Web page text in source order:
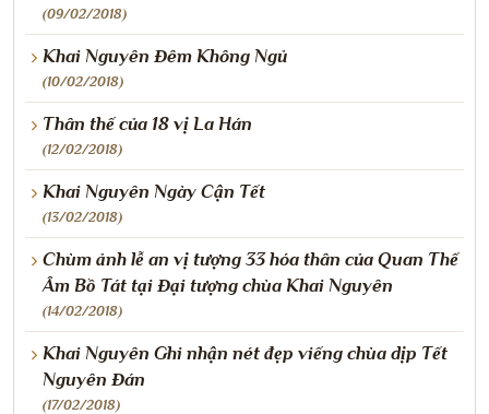
(09/02/2018)
Khai Nguyên Đêm Không Ngủ
(10/02/2018)
Thân thế của 18 vị La Hán
(12/02/2018)
Khai Nguyên Ngày Cận Tết
(13/02/2018)
Chùm ảnh lễ an vị tượng 33 hóa thân của Quan Thế
Âm Bồ Tát tại Đại tượng chùa Khai Nguyên
(14/02/2018)
Khai Nguyên Ghi nhận nét đẹp viếng chùa dịp Tết
Nguyên Đán
(17/02/2018)